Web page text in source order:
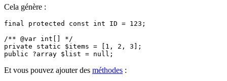
Cela génère :
final protected const int ID = 123;
/** @var int[] */
private static $items = [1, 2, 3];
Et vous pouvez ajouter des méthodes :